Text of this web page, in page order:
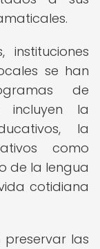
instituciones
se han
de
incluyen la
la
como
de la lengua
cotidiana
preservar las